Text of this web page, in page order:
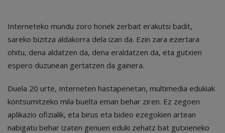
Interneteko mundu zoro honek zerbait erakutsi badit,
sareko bizitza aldakorra dela izan da. Ezin zara ezertara
ohitu, dena aldatzen da, dena eraldatzen da, eta gutxien
espero duzunean gertatzen da gainera.
Duela 20 urte, Interneten hastapenetan, multimedia edukiak
kontsumitzeko mila buelta eman behar ziren. Ez zegoen
aplikazio ofizialik, eta birus eta bideo ezegokien artean
nabigatu behar izaten genuen eduki zehatz bat gutxieneko